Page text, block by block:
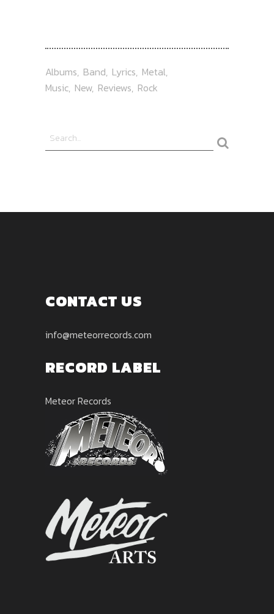
Albums Band Lyrics Metal
Music New Reviews Rock
CONTACT US
info@meteorrecords.com
RECORD LABEL
Meteor Records